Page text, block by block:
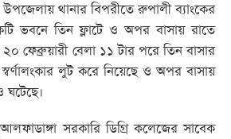
থানার বিপরীতে রুপালী ব্যাংকের
ভবনে তিন ফ্লাটে ও অপর বাসায় রাতে
ফেব্রুয়ারী বেলা ১১ টার পরে তিন বাসার
লুট করে নিয়েছে ও অপর বাসায়
ঘটেছে।
সরকারি ডিগ্রি কলেজের সাবেক